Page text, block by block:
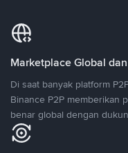
Marketplace Global
Di saat banyak platform
Binance P2P memberikan
benar global dengan